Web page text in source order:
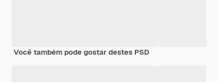
Você também pode gostar destes PSD